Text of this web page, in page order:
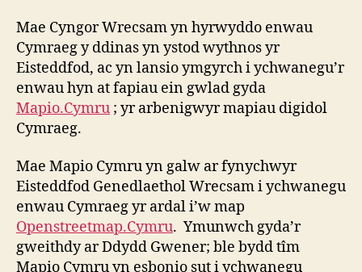
Mae Cyngor Wrecsam yn hyrwyddo enwau
Cymraeg y ddinas yn ystod wythnos yr
Eisteddfod, ac yn lansio ymgyrch i ychwanegu’r
enwau hyn at fapiau ein gwlad gyda
Mapio.Cymru ; yr arbenigwyr mapiau digidol
Cymraeg.
Mae Mapio Cymru yn galw ar fynychwyr
Eisteddfod Genedlaethol Wrecsam i ychwanegu
enwau Cymraeg yr ardal i’w map
Openstreetmap.Cymru. Ymunwch gyda’r
gweithdy ar Ddydd Gwener; ble bydd tîm
Mapio Cymru yn esbonio suti ychwanegu